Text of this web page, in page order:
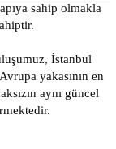
sahip olmakla
İstanbul
yakasının en
aynı güncel